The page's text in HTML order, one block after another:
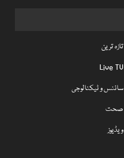
تازہ ترین
Live TV
سائنس و ٹیکنالوجی
صحت
ویڈیوز